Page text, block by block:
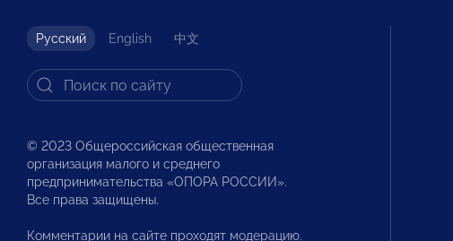
Русский English 中文
© 2023 Общероссийская общественная
организация малого и среднего
предпринимательства «ОПОРА РОССИИ».
Все права защищены.
Комментарии на сайте проходят модерацию.